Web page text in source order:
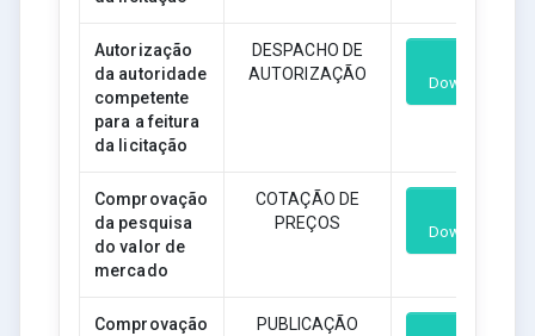
Autorização
da autoridade
competente
para a feitura
da licitação
DESPACHO DE
AUTORIZAÇÃO
Download
Comprovação
da pesquisa
do valor de
mercado
COTAÇÃO DE
PREÇOS
Download
Comprovação
PUBLICAÇÃO